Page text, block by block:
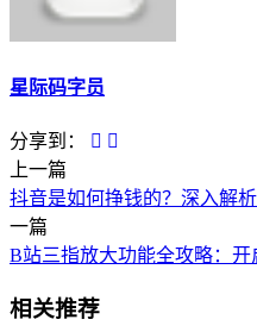
星际码字员
分享到：
上一篇
抖音是如何挣钱的？深入解
一篇
B站三指放大功能全攻略：
相关推荐